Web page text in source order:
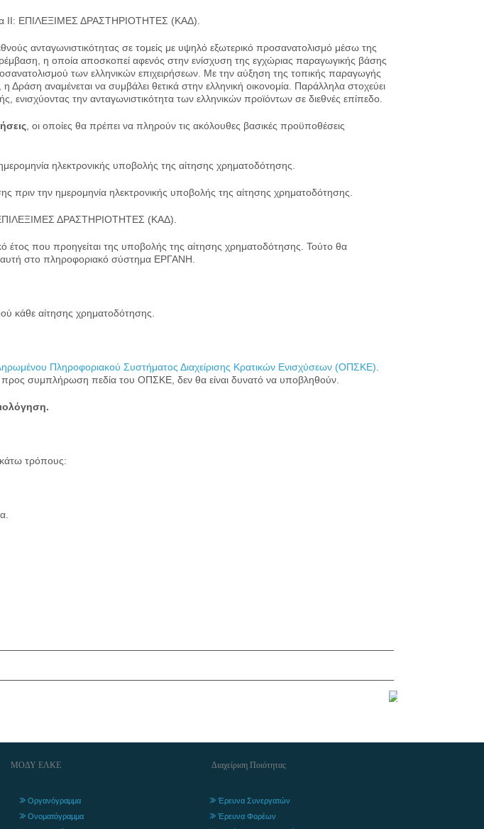
ΙΙ: EΠΙΛΕΞΙΜΕΣ ΔΡΑΣΤΗΡΙΟΤΗΤΕΣ (ΚΑΔ).
ανταγωνιστικότητας σε τομείς με υψηλό εξωτερικό προσανατολισμό μέσω της
η οποία αποσκοπεί αφενός στην ενίσχυση της εγχώριας παραγωγικής βάσης
των ελληνικών επιχειρήσεων. Με την αύξηση της τοπικής παραγωγής
αναμένεται να συμβάλει θετικά στην ελληνική οικονομία. Παράλληλα στοχεύει
την ανταγωνιστικότητα των ελληνικών προϊόντων σε διεθνές επίπεδο.
, οι οποίες θα πρέπει να πληρούν τις ακόλουθες βασικές προϋποθέσεις
ηλεκτρονικής υποβολής της αίτησης χρηματοδότησης.
πριν την ημερομηνία ηλεκτρονικής υποβολής της αίτησης χρηματοδότησης.
EΠΙΛΕΞΙΜΕΣ ΔΡΑΣΤΗΡΙΟΤΗΤΕΣ (ΚΑΔ).
έτος που προηγείται της υποβολής της αίτησης χρηματοδότησης. Τούτο θα
αυτή στο πληροφοριακό σύστημα ΕΡΓΑΝΗ.
κάθε αίτησης χρηματοδότησης.
Πληροφοριακού Συστήματος Διαχείρισης Κρατικών Ενισχύσεων (ΟΠΣΚΕ)
προς συμπλήρωση πεδία του ΟΠΣΚΕ, δεν θα είναι δυνατό να υποβληθούν.
τρόπους:
ΜΟΔΥ ΕΛΚΕ
Οργανόγραμμα
Ονοματόγραμμα
Διαχείριση Ποιότητας
Έρευνα Συνεργατών
Έρευνα Φορέων